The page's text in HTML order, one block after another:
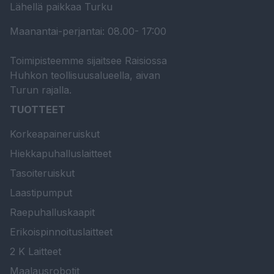
Lähellä paikkaa Turku
Maanantai-perjantai: 08.00- 17:00
Toimipisteemme sijaitsee Raisiossa
Huhkon teollisuusalueella, aivan
Turun rajalla.
TUOTTEET
Korkeapaineruiskut
Hiekkapuhalluslaitteet
Tasoiteruiskut
Laastipumput
Raepuhalluskaapit
Erikoispinnoituslaitteet
2 K Laitteet
Maalausrobotit